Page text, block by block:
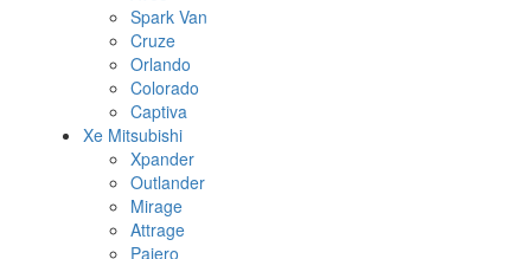
Spark Van
Cruze
Orlando
Colorado
Captiva
Xe Mitsubishi
Xpander
Outlander
Mirage
Attrage
Pajero